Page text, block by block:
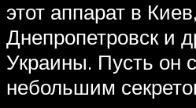
этот аппарат в
Днепропетровск и
Украины. Пусть он
небольшим